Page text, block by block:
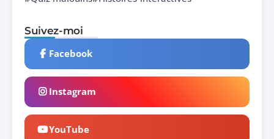
Suivez-moi
Facebook
Instagram
YouTube